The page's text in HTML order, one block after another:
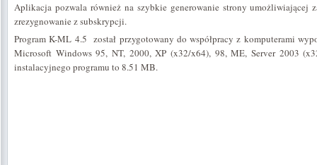
Aplikacja pozwala również na szybkie generowanie strony umożliwiającej
zrezygnowanie z subskrypcji.
Program K-ML 4.5 został przygotowany do współpracy z komputerami
Microsoft Windows 95, NT, 2000, XP (x32/x64), 98, ME, Server 2003
instalacyjnego programu to 8.51 MB.